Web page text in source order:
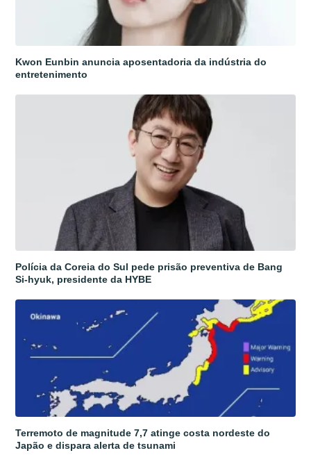
Kwon Eunbin anuncia aposentadoria da indústria do
entretenimento
Polícia da Coreia do Sul pede prisão preventiva de Bang
Si-hyuk, presidente da HYBE
Terremoto de magnitude 7,7 atinge costa nordeste do
Japão e dispara alerta de tsunami